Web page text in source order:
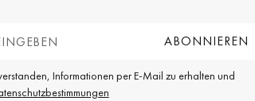
Informationen per E-Mail zu erhalten und